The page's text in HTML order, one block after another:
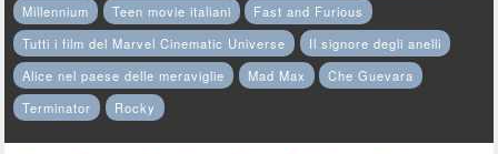
Millennium
Teen movie italiani
Fast and Furious
Tutti i film del Marvel Cinematic Universe
Il signore degli anelli
Alice nel paese delle meraviglie
Mad Max
Che Guevara
Terminator
Rocky